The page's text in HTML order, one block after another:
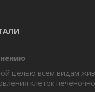
целью всем видам
клеток